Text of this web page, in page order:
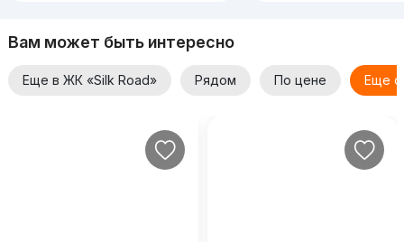
Вам может быть интересно
Еще в ЖК «Silk Road» Рядом По цене Еще